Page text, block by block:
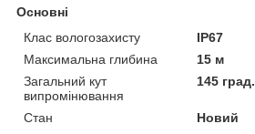
Основні
Клас вологозахисту
IP67
Максимальна глибина
15 м
Загальний кут
випромінювання
145 град.
Стан
Новий